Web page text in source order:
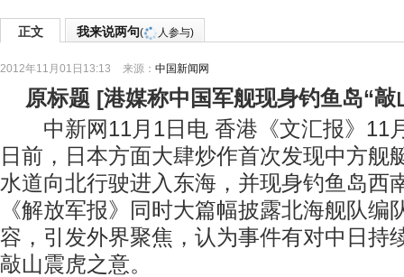
正文 我来说两句( 人参与)
2012年11月01日13:13 来源： 中国新闻网
原标题 [港媒称中国军舰现身钓鱼岛“敲
中新网11月1日电 香港《文汇报》11
日前，日本方面大肆炒作首次发现中方舰
水道向北行驶进入东海，并现身钓鱼岛西
《解放军报》同时大篇幅披露北海舰队编
容，引发外界聚焦，认为事件有对中日持
敲山震虎之意。